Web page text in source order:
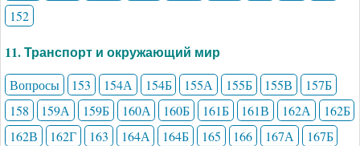
152
11. Транспорт и окружающий мир
Вопросы 153 154А 154Б 155А 155Б 155В
157Б
158
159А 159Б 160А 160Б 161Б 161В 162А
162Б
162В
162Г 163 164А 164Б 165 166 167А
167Б